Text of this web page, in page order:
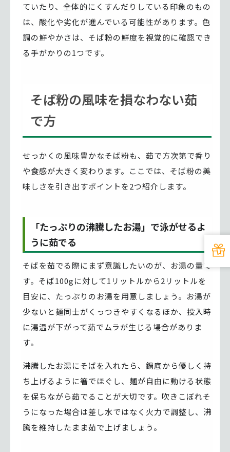
ていたり、全体的にくすんだりしている印象のもの
は、酸化や劣化が進んでいる可能性があります。色
調の鮮やかさは、そば粉の鮮度を視覚的に確認でき
る手がかりの1つです。
そば粉の風味を損なわない茹
で方
せっかくの風味豊かなそば粉も、茹で方次第で香り
や食感が大きく変わります。ここでは、そば粉の美
味しさを引き出すポイントを2つ紹介します。
「たっぷりの沸騰したお湯」で泳がせるよ
うに茹でる
そばを茹でる際にまず意識したいのが、お湯の量で
す。そば100gに対して1リットルから2リットルを
目安に、たっぷりのお湯を用意しましょう。お湯が
少ないと麺同士がくっつきやすくなるほか、投入時
に湯温が下がって茹でムラが生じる場合がありま
す。
沸騰したお湯にそばを入れたら、鍋底から優しく持
ち上げるように箸でほぐし、麺が自由に動ける状態
を保ちながら茹でることが大切です。吹きこぼれそ
うになった場合は差し水ではなく火力で調整し、沸
騰を維持したまま茹で上げましょう。